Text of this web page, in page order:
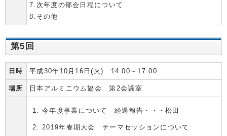
7.次年度の部会日程について
8.その他
第5回
日時 平成30年10月16日(火) 14:00～17:00
場所 日本アルミニウム協会 第2会議室
今年度事業について 経過報告・・・松田
2019年春期大会 テーマセッションについて